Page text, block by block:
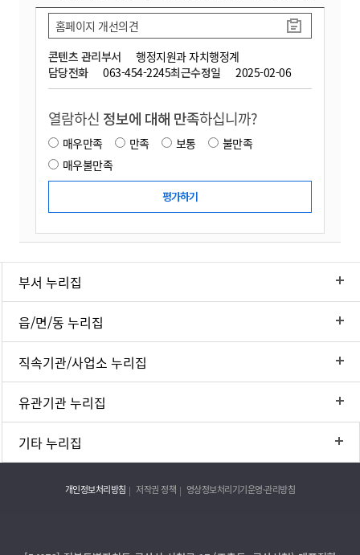
콘텐츠 관리부서
행정지원과 자치행정계
담당전화
063-454-2245최근수정일 2025-02-06
홈페이지 개선의견
열람하신 정보에 대해 만족하십니까?
매우만족 만족 보통
불만족
매우불만족
부서 누리집
읍/면/동 누리집
직속기관/사업소 누리집
유관기관 누리집
기타 누리집
개인정보처리방침 저작권 정책 영상정보처리기기운영·관리방침